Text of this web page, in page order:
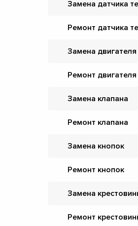
Замена датчика
Ремонт датчика
Замена
Ремонт
Замена клапана
Ремонт клапана
Замена кнопок
Ремонт кнопок
Замена
Ремонт